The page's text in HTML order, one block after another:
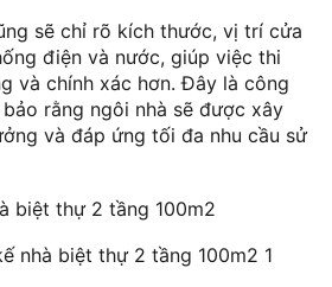
sẽ chỉ rõ kích thước, vị trí cửa
điện và nước, giúp việc thi
và chính xác hơn. Đây là công
rằng ngôi nhà sẽ được xây
và đáp ứng tối đa nhu cầu sử